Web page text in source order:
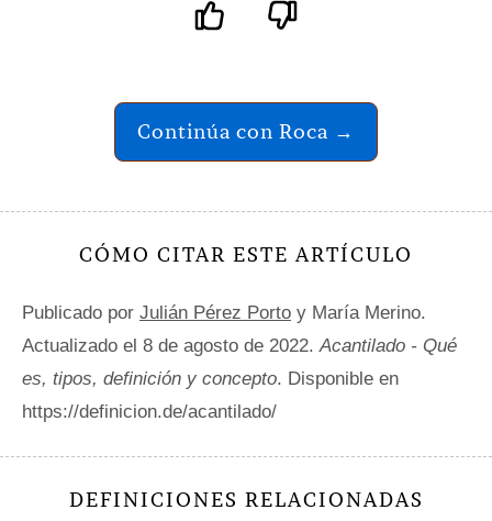
Continúa con Roca →
CÓMO CITAR ESTE ARTÍCULO
Publicado por Julián Pérez Porto y María Merino.
Actualizado el 8 de agosto de 2022.Acantilado - Qué
es, tipos, definición y concepto. Disponible en
https://definicion.de/acantilado/
DEFINICIONES RELACIONADAS